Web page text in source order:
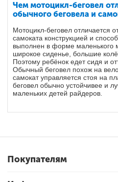
Чем мотоцикл-беговел
обычного беговела и
Мотоцикл-беговел отличается
самоката конструкцией и
выполнен в форме маленького
широкое сиденье, большие
Поэтому ребёнок едет сидя и
Обычный беговел похож на
самокат управляется стоя на
беговел обычно устойчивее и
маленьких детей райдеров.
Покупателям